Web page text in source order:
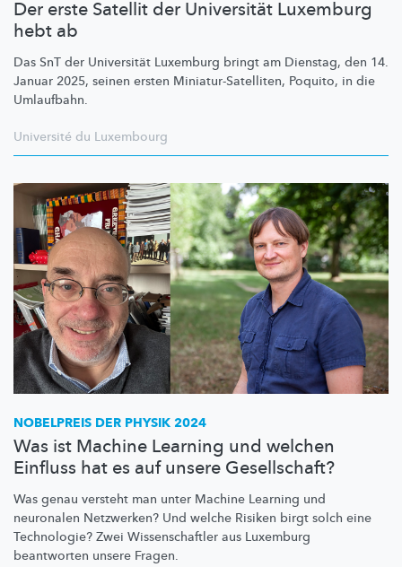
Der erste Satellit der Universität Luxemburg
hebt ab
Das SnT der Universität Luxemburg bringt am Dienstag, den 14.
Januar 2025, seinen ersten Miniatur-Satelliten, Poquito, in die
Umlaufbahn.
Université du Luxembourg
NOBELPREIS DER PHYSIK 2024
Was ist Machine Learning und welchen
Einfluss hat es auf unsere Gesellschaft?
Was genau versteht man unter Machine Learning und
neuronalen Netzwerken? Und welche Risiken birgt solch eine
Technologie? Zwei Wissenschaftler aus Luxemburg
beantworten unsere Fragen.